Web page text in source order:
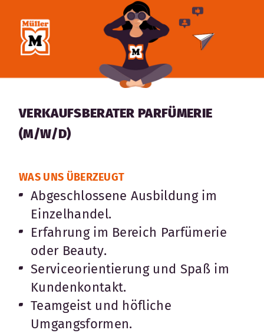
VERKAUFSBERATER PARFÜMERIE
(M/W/D)
WAS UNS ÜBERZEUGT
Abgeschlossene Ausbildung im
Einzelhandel.
Erfahrung im Bereich Parfümerie
oder Beauty.
Serviceorientierung und Spaß im
Kundenkontakt.
Teamgeist und höfliche
Umgangsformen.